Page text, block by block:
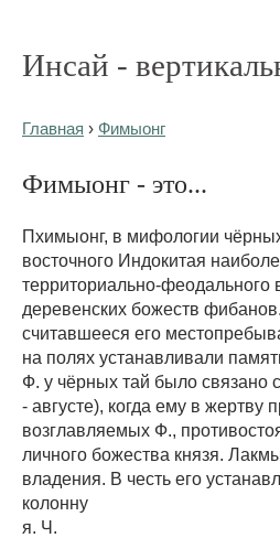
Инсай -
Главная › Фимыонг
Фимыонг - это...
Пхимыонг, в мифологии
восточного Индокитая
территориально-феодального
деревенских божеств
считавшееся его
на полях устанавливали
Ф. у чёрных тай было связано
- августе), когда ему в жертву
возглавляемых Ф.,
личного божества князя.
владения. В честь его
колонну
я. Ч.